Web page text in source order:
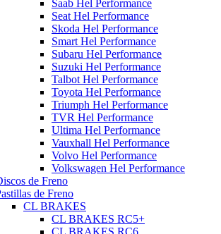
Saab Hel Performance
Seat Hel Performance
Skoda Hel Performance
Smart Hel Performance
Subaru Hel Performance
Suzuki Hel Performance
Talbot Hel Performance
Toyota Hel Performance
Triumph Hel Performance
TVR Hel Performance
Ultima Hel Performance
Vauxhall Hel Performance
Volvo Hel Performance
Volkswagen Hel Performance
de Freno
de Freno
CL BRAKES
CL BRAKES RC5+